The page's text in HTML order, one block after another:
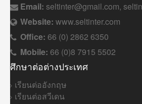
Email: seltinter@gmail.com,
Website: www.seltinter.com
Office: 66 (0) 2862 6350
Mobile: 66 (0)8 7915 5502
ศึกษาต่อต่างประเทศ
เรียนต่ออังกฤษ
เรียนต่อสวีเดน